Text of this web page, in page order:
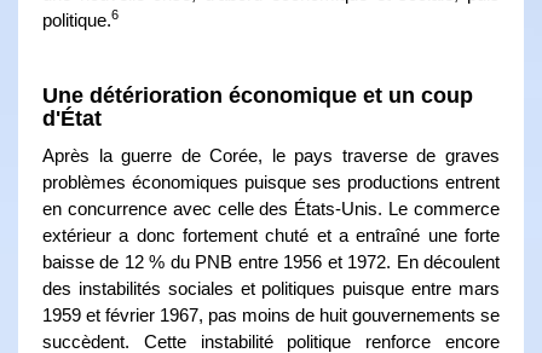
politique.6
Une détérioration économique et un coup
d'État
Après la guerre de Corée, le pays traverse de graves
problèmes économiques puisque ses productions entrent
en concurrence avec celle des États-Unis. Le commerce
extérieur a donc fortement chuté et a entraîné une forte
baisse de 12 % du PNB entre 1956 et 1972. En découlent
des instabilités sociales et politiques puisque entre mars
1959 et février 1967, pas moins de huit gouvernements se
succèdent. Cette instabilité politique renforce encore